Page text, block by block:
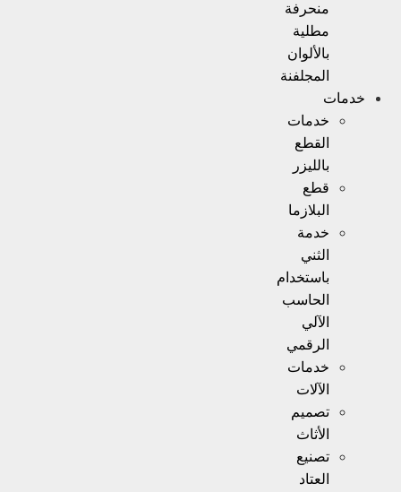
منحرفة
مطلية
بالألوان
المجلفنة
خدمات
خدمات
القطع
بالليزر
قطع
البلازما
خدمة
الثني
باستخدام
الحاسب
الآلي
الرقمي
خدمات
الآلات
تصميم
الأثاث
تصنيع
العتاد